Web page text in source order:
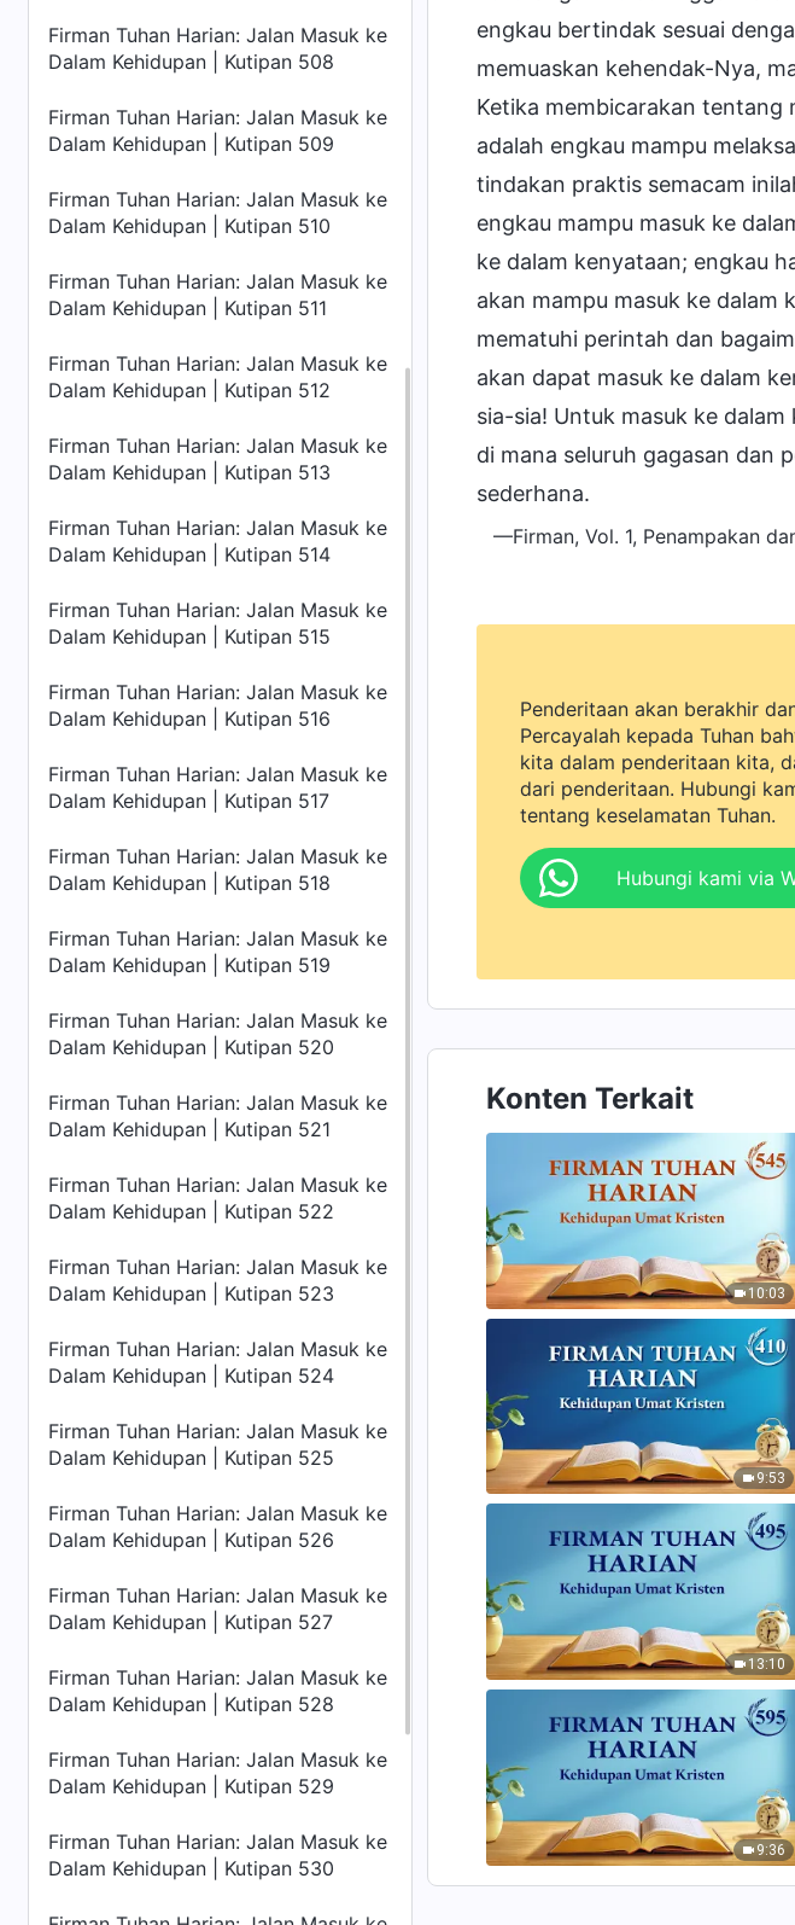
Firman Tuhan Harian: Jalan Masuk ke
Dalam Kehidupan | Kutipan 508
Firman Tuhan Harian: Jalan Masuk ke
Dalam Kehidupan | Kutipan 509
Firman Tuhan Harian: Jalan Masuk ke
Dalam Kehidupan | Kutipan 510
Firman Tuhan Harian: Jalan Masuk ke
Dalam Kehidupan | Kutipan 511
Firman Tuhan Harian: Jalan Masuk ke
Dalam Kehidupan | Kutipan 512
Firman Tuhan Harian: Jalan Masuk ke
Dalam Kehidupan | Kutipan 513
Firman Tuhan Harian: Jalan Masuk ke
Dalam Kehidupan | Kutipan 514
Firman Tuhan Harian: Jalan Masuk ke
Dalam Kehidupan | Kutipan 515
Firman Tuhan Harian: Jalan Masuk ke
Dalam Kehidupan | Kutipan 516
Firman Tuhan Harian: Jalan Masuk ke
Dalam Kehidupan | Kutipan 517
Firman Tuhan Harian: Jalan Masuk ke
Dalam Kehidupan | Kutipan 518
Firman Tuhan Harian: Jalan Masuk ke
Dalam Kehidupan | Kutipan 519
Firman Tuhan Harian: Jalan Masuk ke
Dalam Kehidupan | Kutipan 520
Firman Tuhan Harian: Jalan Masuk ke
Dalam Kehidupan | Kutipan 521
Firman Tuhan Harian: Jalan Masuk ke
Dalam Kehidupan | Kutipan 522
Firman Tuhan Harian: Jalan Masuk ke
Dalam Kehidupan | Kutipan 523
Firman Tuhan Harian: Jalan Masuk ke
Dalam Kehidupan | Kutipan 524
Firman Tuhan Harian: Jalan Masuk ke
Dalam Kehidupan | Kutipan 525
Firman Tuhan Harian: Jalan Masuk ke
Dalam Kehidupan | Kutipan 526
Firman Tuhan Harian: Jalan Masuk ke
Dalam Kehidupan | Kutipan 527
Firman Tuhan Harian: Jalan Masuk ke
Dalam Kehidupan | Kutipan 528
Firman Tuhan Harian: Jalan Masuk ke
Dalam Kehidupan | Kutipan 529
Firman Tuhan Harian: Jalan Masuk ke
Dalam Kehidupan | Kutipan 530
engkau bertindak sesuai
memuaskan kehendak-Nya,
Ketika membicarakan tentang
adalah engkau mampu
tindakan praktis semacam
engkau mampu masuk ke
ke dalam kenyataan; engkau
akan mampu masuk ke dalam
mematuhi perintah dan
akan dapat masuk ke dalam
sia-sia! Untuk masuk ke
di mana seluruh gagasan dan
sederhana.
—Firman, Vol. 1, Penampakan
Penderitaan akan berakhir
Percayalah kepada Tuhan
kita dalam penderitaan kita,
dari penderitaan. Hubungi
tentang keselamatan Tuhan.
Hubungi kami via
Konten Terkait
10:03
9:53
13:10
9:36